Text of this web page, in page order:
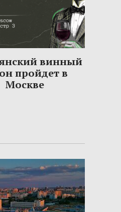
винный
пройдет в
Москве